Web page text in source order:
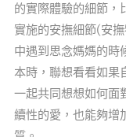
的實際體驗的細節，
實施的安撫細節(安
中遇到思念媽媽的時
本時，聯想看看如果
一起共同想想如何面
續性的愛，也能夠增